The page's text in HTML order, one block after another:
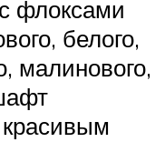
флоксами
белого,
малинового,